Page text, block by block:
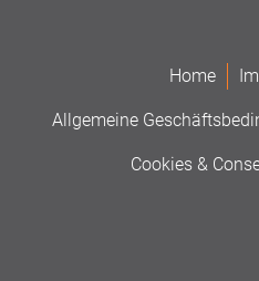
Home
Allgemeine
Cookies &